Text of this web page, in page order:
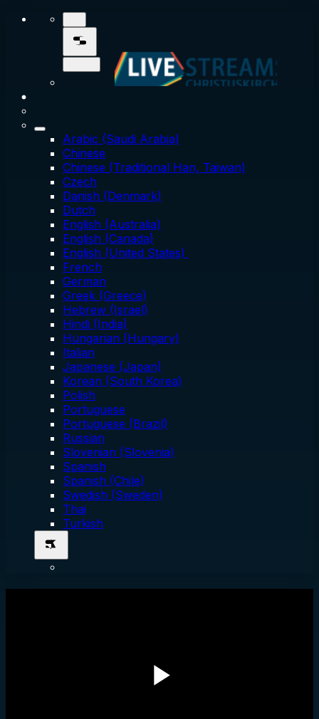
Arabic (Saudi Arabia)
Chinese
Chinese (Traditional Han, Taiwan)
Czech
Danish (Denmark)
Dutch
English (Australia)
English (Canada)
English (United States)
French
German
Greek (Greece)
Hebrew (Israel)
Hindi (India)
Hungarian (Hungary)
Italian
Japanese (Japan)
Korean (South Korea)
Polish
Portuguese
Portuguese (Brazil)
Russian
Slovenian (Slovenia)
Spanish
Spanish (Chile)
Swedish (Sweden)
Thai
Turkish